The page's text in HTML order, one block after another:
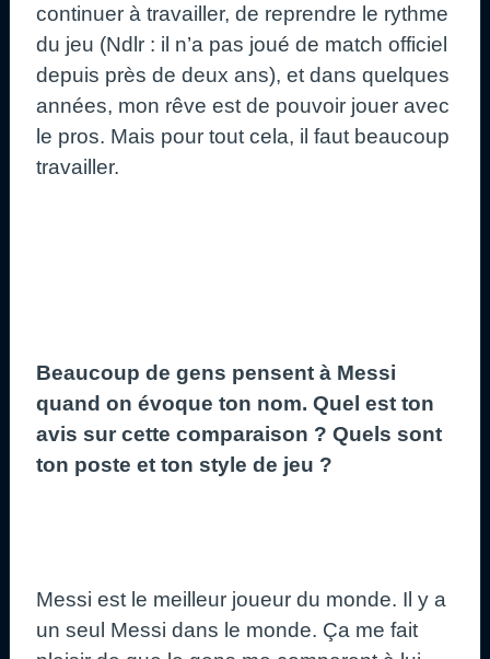
continuer à travailler, de reprendre le rythme
du jeu (Ndlr : il n’a pas joué de match officiel
depuis près de deux ans), et dans quelques
années, mon rêve est de pouvoir jouer avec
le pros. Mais pour tout cela, il faut beaucoup
travailler.
Beaucoup de gens pensent à Messi
quand on évoque ton nom. Quel est ton
avis sur cette comparaison ? Quels sont
ton poste et ton style de jeu ?
Messi est le meilleur joueur du monde. Il y a
un seul Messi dans le monde. Ça me fait